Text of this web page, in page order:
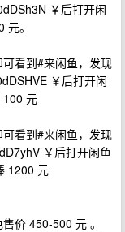
￥后打开闲
。
看到#来闲鱼，发现
￥后打开闲
100 元
看到#来闲鱼，发现
￥后打开闲鱼
1200 元
价 450-500 元 。